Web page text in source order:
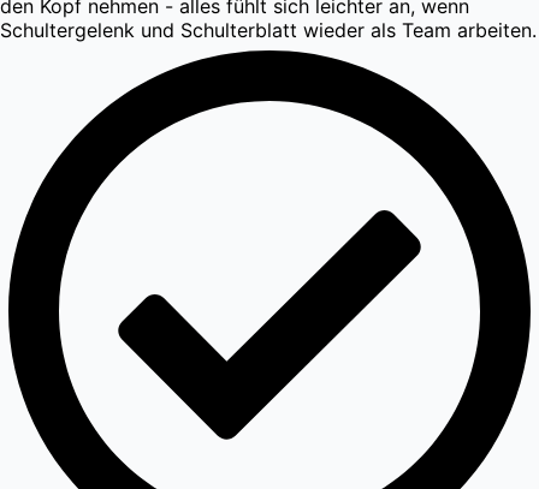
den Kopf nehmen - alles fühlt sich leichter an, wenn
Schultergelenk und Schulterblatt wieder als Team arbeiten.